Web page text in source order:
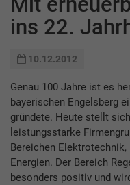
ins 22.
10.12.2012
Genau 100 Jahre ist es
bayerischen Engelsberg
gründete. Heute stellt
leistungsstarke
Bereichen
Energien. Der Bereich
besonders positiv und